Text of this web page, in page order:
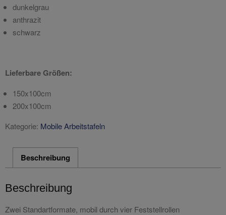
dunkelgrau
anthrazit
schwarz
Lieferbare Größen:
150x100cm
200x100cm
Kategorie: Mobile Arbeitstafeln
Beschreibung
Beschreibung
Zwei Standartformate, mobil durch vier Feststellrollen